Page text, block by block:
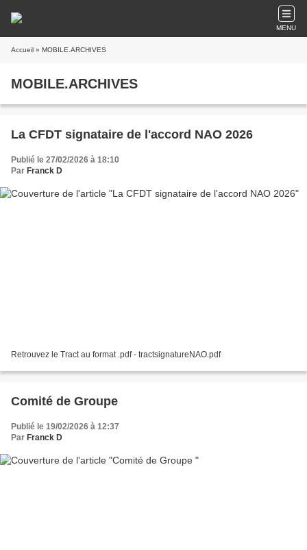
MENU
Accueil » MOBILE.ARCHIVES
MOBILE.ARCHIVES
La CFDT signataire de l'accord NAO 2026
Publié le 27/02/2026 à 18:10
Par Franck D
Retrouvez le Tract au format .pdf - tractsignatureNAO.pdf
Comité de Groupe
Publié le 19/02/2026 à 12:37
Par Franck D